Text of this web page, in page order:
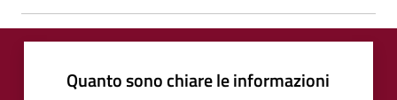
Quanto sono chiare le informazioni